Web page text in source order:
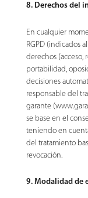
8. Derechos del
En cualquier
RGPD (indicados
derechos (acceso,
portabilidad,
decisiones
responsable del
garante
se base en el
teniendo en
del tratamiento
revocación.
9. Modalidad de